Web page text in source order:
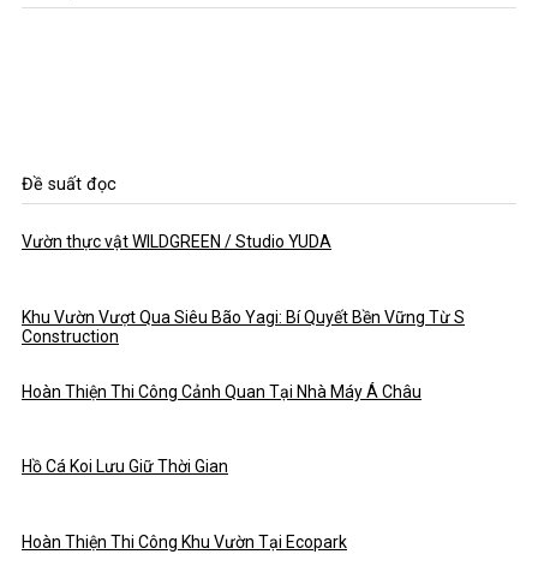
Đề suất đọc
Vườn thực vật WILDGREEN / Studio YUDA
Khu Vườn Vượt Qua Siêu Bão Yagi: Bí Quyết Bền Vững Từ S
Construction
Hoàn Thiện Thi Công Cảnh Quan Tại Nhà Máy Á Châu
Hồ Cá Koi Lưu Giữ Thời Gian
Hoàn Thiện Thi Công Khu Vườn Tại Ecopark